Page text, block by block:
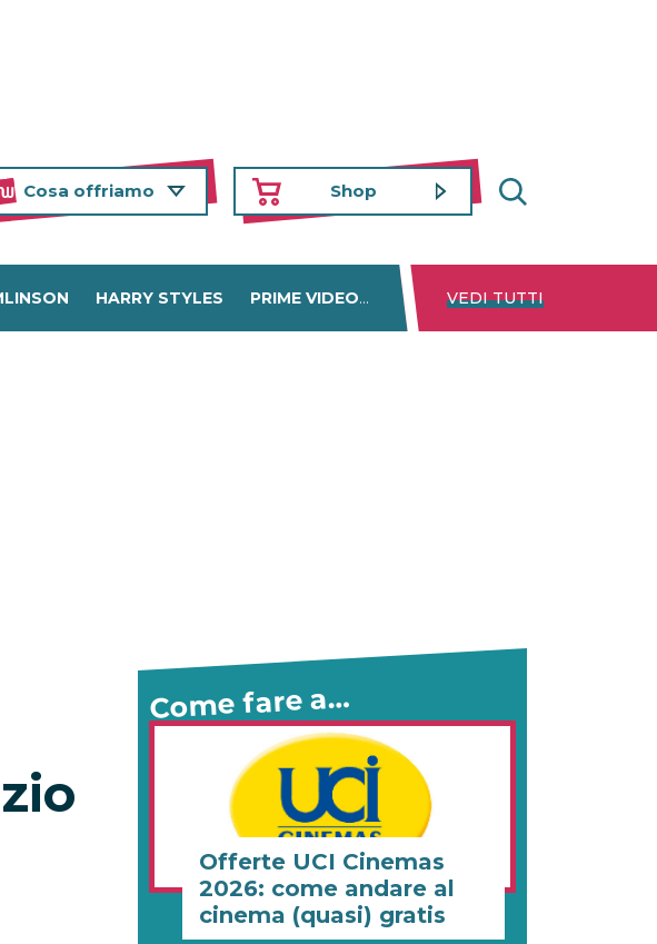
Cosa offriamo Shop
HARRY STYLES PRIME VIDEO DISNEY+ NETFLIX
VEDI TUTTI
Come fare a…
Offerte UCI Cinemas
2026: come andare al
cinema (quasi) gratis